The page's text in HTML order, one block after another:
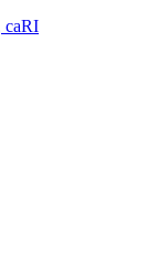
caRI